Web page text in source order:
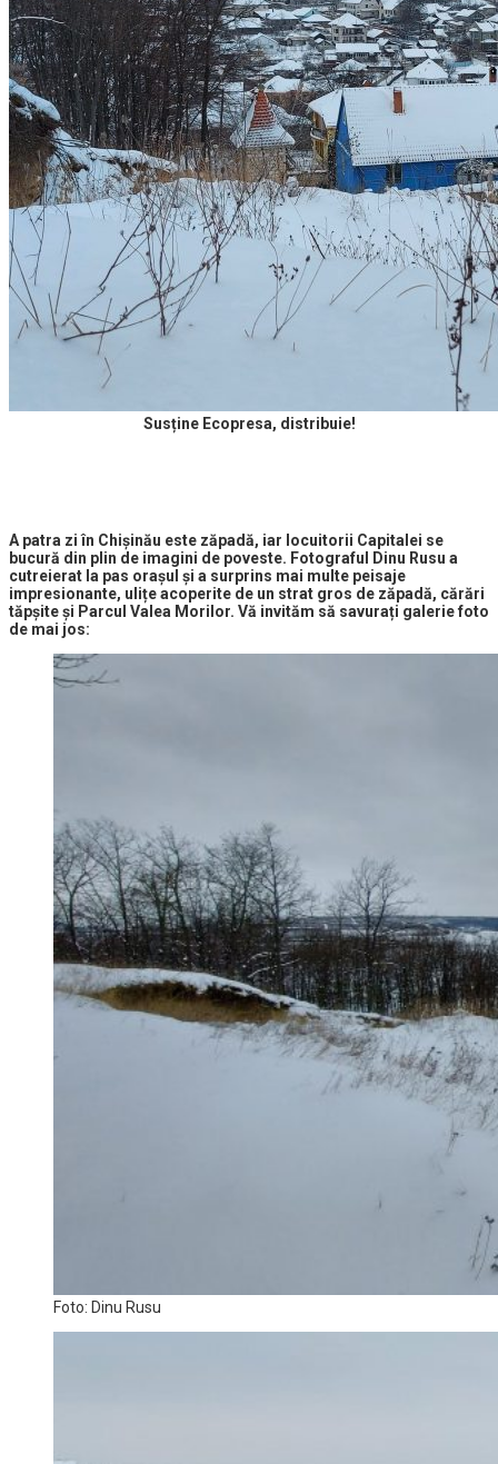
Susține Ecopresa, distribuie!
A patra zi în Chișinău este zăpadă, iar locuitorii Capitalei se
bucură din plin de imagini de poveste. Fotograful Dinu Rusu a
cutreierat la pas orașul și a surprins mai multe peisaje
impresionante, ulițe acoperite de un strat gros de zăpadă, cărări
tăpșite și Parcul Valea Morilor. Vă invităm să savurați galerie foto
de mai jos:
Foto: Dinu Rusu